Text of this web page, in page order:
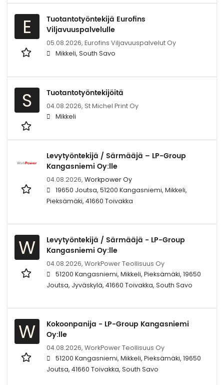
E
Tuotantotyöntekijä Eurofins
Viljavuuspalvelulle
05.08.2026, Eurofins Viljavuuspalvelut Oy
Mikkeli, South Savo
S Tuotantotyöntekijöitä
04.08.2026, St Michel Print Oy
Mikkeli
Levytyöntekijä / Särmääjä – LP-Group
Kangasniemi Oy:lle
04.08.2026, Workpower Oy
19650 Joutsa, 51200 Kangasniemi, Mikkeli,
Pieksämäki, 41660 Toivakka
W
Levytyöntekijä / Särmääjä - LP-Group
Kangasniemi Oy:lle
04.08.2026, WorkPower Teollisuus Oy
51200 Kangasniemi, Mikkeli, Pieksämäki, 19650
Joutsa, Jyväskylä, 41660 Toivakka, South Savo
W
Kokoonpanija - LP-Group Kangasniemi
Oy:lle
04.08.2026, WorkPower Teollisuus Oy
51200 Kangasniemi, Mikkeli, Pieksämäki, 19650
Joutsa, 41660 Toivakka, South Savo